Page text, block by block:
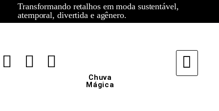
Transformando retalhos em moda sustentável,
atemporal, divertida e agênero.
Chuva
Mágica